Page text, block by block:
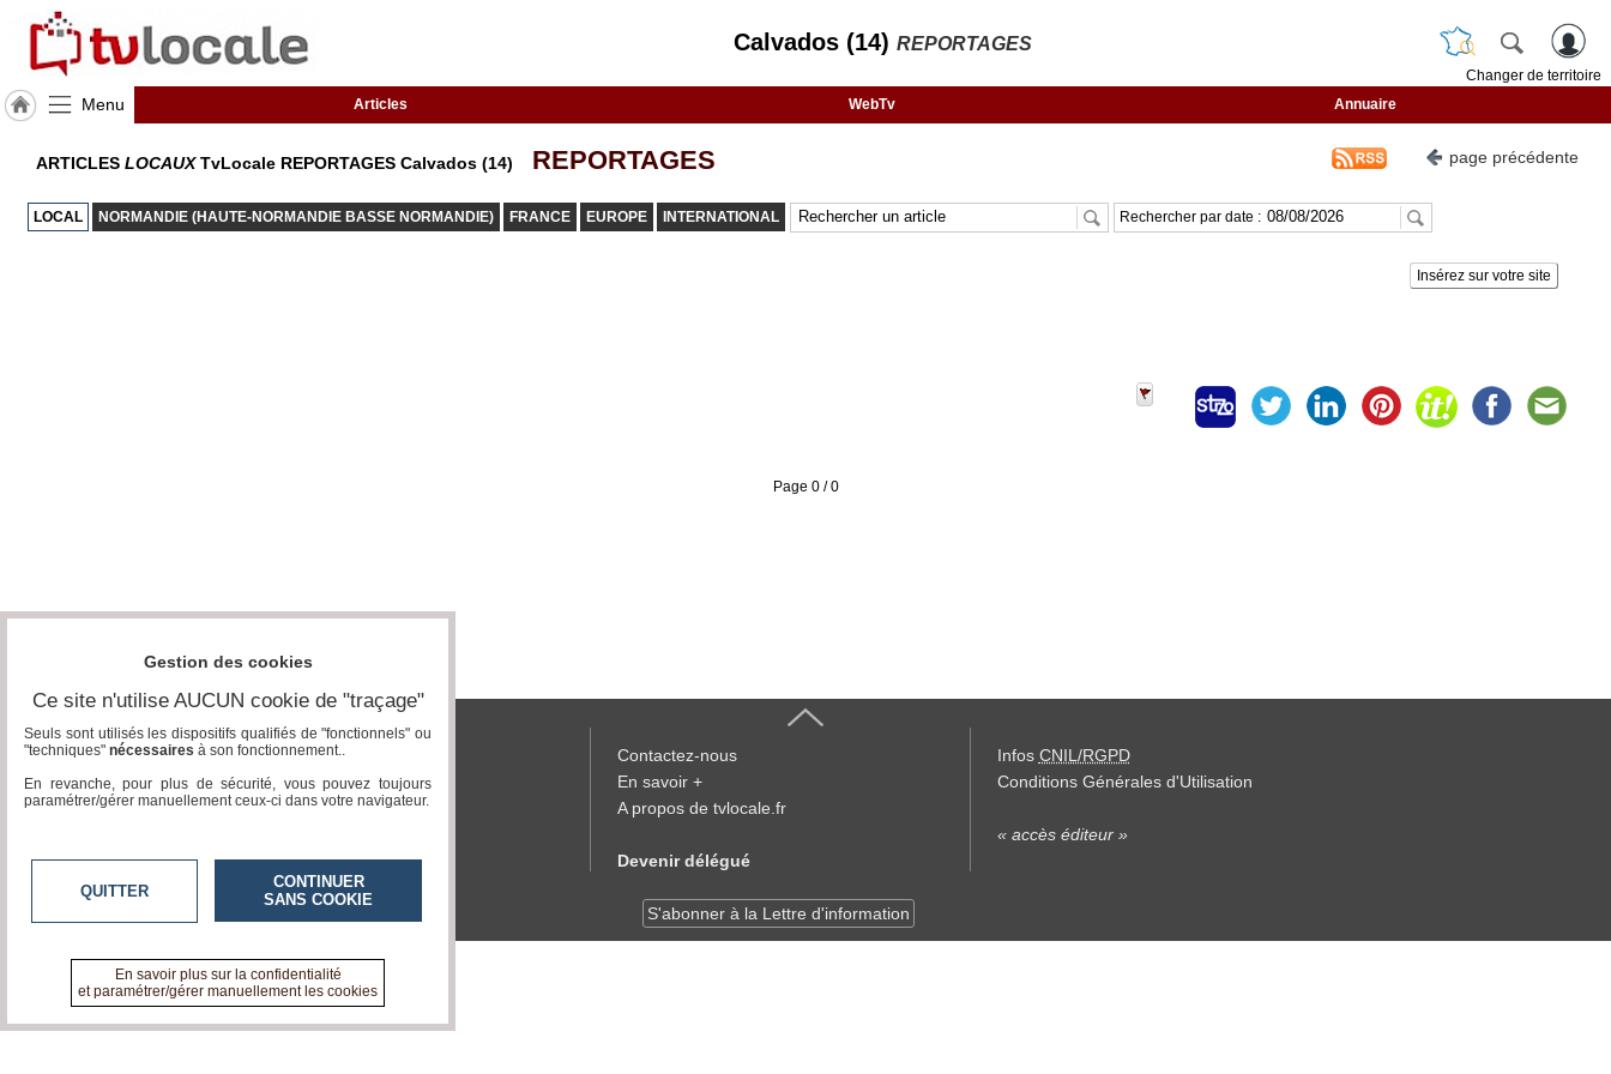
Calvados (14) REPORTAGES
Changer de territoire
Menu Articles WebTv Annuaire
ACCUEIL
Prémium
Inscription
annuaire
pro
ARTICLES LOCAUXTvLocale REPORTAGES Calvados (14) REPORTAGES page précédente
LOCAL NORMANDIE (HAUTE-NORMANDIE BASSE NORMANDIE) FRANCE EUROPE INTERNATIONAL Rechercher par date :
Insérez sur votre site
Page 0 / 0
tvlocale.fr
Contactez-nous
En savoir +
A propos de tvlocale.fr
Devenir délégué
S'abonner à la Lettre d'information
Infos CNIL/RGPD
Conditions Générales d'Utilisation
« accès éditeur »
Gestion des cookies
Ce site n'utilise AUCUN cookie de "traçage"
Seuls sont utilisés les dispositifs qualifiés de "fonctionnels" ou
"techniques" nécessaires à son fonctionnement..
En revanche, pour plus de sécurité, vous pouvez toujours
paramétrer/gérer manuellement ceux-ci dans votre navigateur.
QUITTER
CONTINUER
SANS COOKIE
En savoir plus sur la confidentialité
et paramétrer/gérer manuellement les cookies